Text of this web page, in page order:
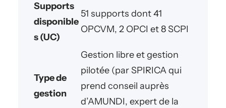
Supports
disponible
s (UC)
51 supports dont 41
OPCVM, 2 OPCI et 8 SCPI
Type de
gestion
Gestion libre et gestion
pilotée (par SPIRICA qui
prend conseil auprès
d’AMUNDI, expert de la